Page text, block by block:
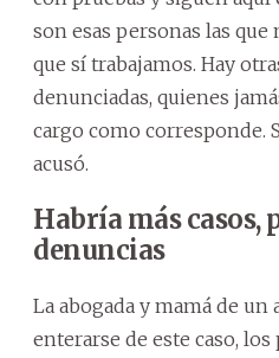
son esas personas las
que sí trabajamos. Hay
denunciadas, quienes
cargo como corresponde.
acusó.
Habría más casos,
denuncias
La abogada y mamá de
enterarse de este caso,